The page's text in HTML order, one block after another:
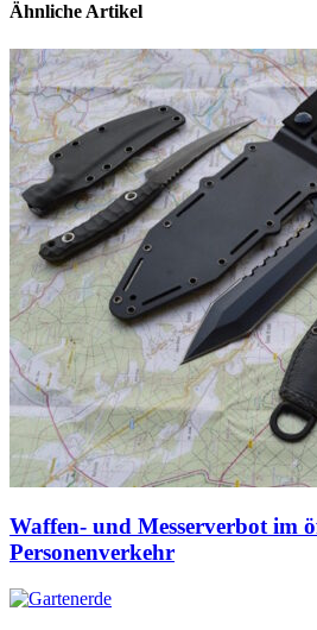
Ähnliche Artikel
Waffen- und Messerverbot im
Personenverkehr